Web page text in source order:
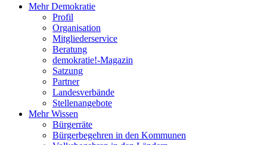
Mehr Demokratie
Profil
Organisation
Mitgliederservice
Beratung
demokratie!-Magazin
Satzung
Partner
Landesverbände
Stellenangebote
Mehr Wissen
Bürgerräte
Bürgerbegehren in den Kommunen